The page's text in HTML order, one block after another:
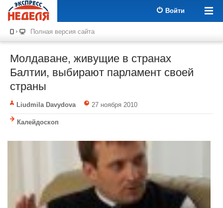
Войти
Полная версия сайта
Молдаване, живущие в странах
Балтии, выбирают парламент своей
страны
Liudmila Davydova 27 ноября 2010
Калейдоскоп